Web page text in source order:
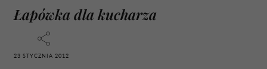
Łapówka dla kucharza
23 STYCZNIA 2012